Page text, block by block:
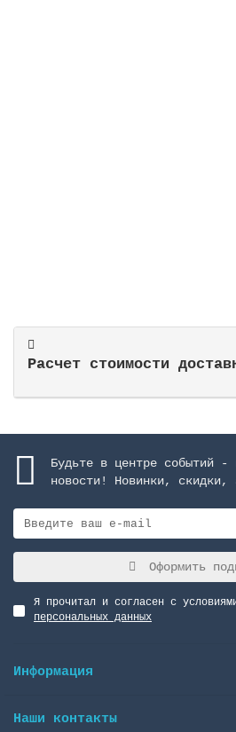
Расчет стоимости
Будьте в центре событий -
новости! Новинки, скидки,
Оформить
Я прочитал и согласен с
персональных данных
Информация
Наши контакты